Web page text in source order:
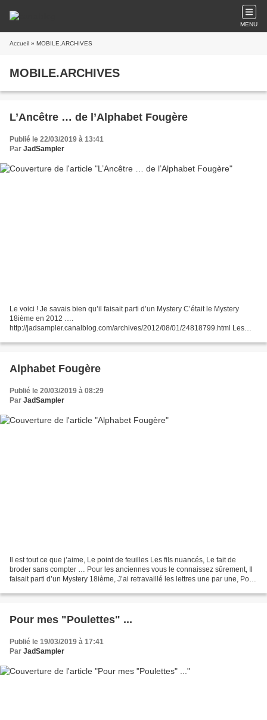
MENU
Accueil » MOBILE.ARCHIVES
MOBILE.ARCHIVES
L’Ancêtre … de l’Alphabet Fougère
Publié le 22/03/2019 à 13:41
Par JadSampler
Le voici ! Je savais bien qu’il faisait parti d’un Mystery C’était le Mystery
18ième en 2012 ….
http://jadsampler.canalblog.com/archives/2012/08/01/24818799.html Les
surjeté...
Alphabet Fougère
Publié le 20/03/2019 à 08:29
Par JadSampler
Il est tout ce que j’aime, Le point de feuilles Les fils nuancés, Le fait de
broder sans compter … Pour les anciennes vous le connaissez sûrement, Il
faisait parti d’un Mystery 18ième, J’ai retravaillé les lettres une par une, Pour
Pour mes "Poulettes" ...
Publié le 19/03/2019 à 17:41
Par JadSampler